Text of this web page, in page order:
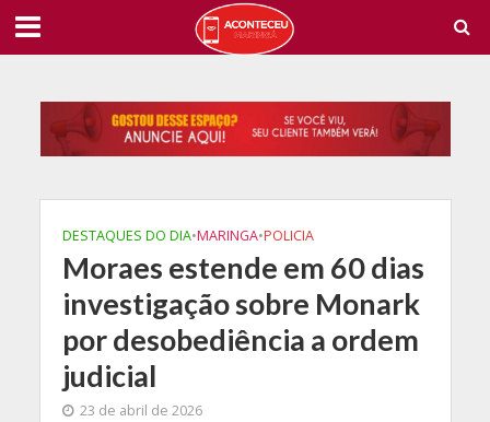
DESTAQUES DO DIA•MARINGA•POLICIA
Moraes estende em 60 dias
investigação sobre Monark
por desobediência a ordem
judicial
23 de abril de 2026